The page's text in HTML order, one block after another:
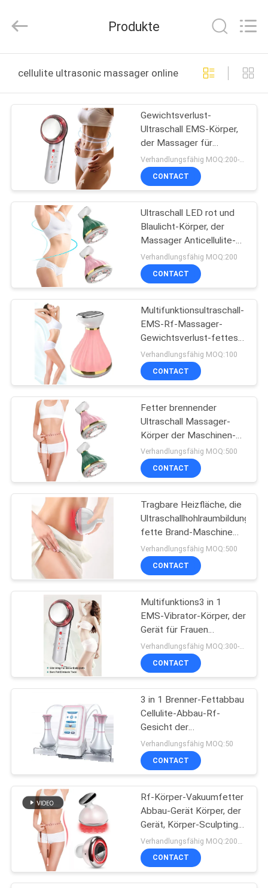
PRODUKTE
ÜBER
FABRIK-
AUSFLUG
QUALITÄTSKONTROLLE
TRETEN
VERBINDUNG
FORDERN
ZITAT
SITEMAP
PRIVACY
POLICY
Developed
Produkte
cellulite ultrasonic massager online manufacture
Gewichtsverlust-
Ultraschall EMS-Körper,
der Massager für
Hauptgebrauch abnimmt Verhandlungsfähig MOQ:200-999
CONTACT
Ultraschall LED rot und
Blaulicht-Körper, der
Massager Anticellulite-
fetten Brenner abnimmt
Verhandlungsfähig MOQ:200
CONTACT
Multifunktionsultraschall-
EMS-Rf-Massager-
Gewichtsverlust-fettes
brennendes Maschinen-
Gerät
Verhandlungsfähig MOQ:100
CONTACT
Fetter brennender
Ultraschall Massager-
Körper der Maschinen-
LED, der Face lifting-
Gerät abnimmt
Verhandlungsfähig MOQ:500
CONTACT
Tragbare Heizfläche, die
Ultraschallhohlraumbildungs-
fette Brand-Maschine
abnimmt
Verhandlungsfähig MOQ:500
CONTACT
Multifunktions3 in 1
EMS-Vibrator-Körper, der
Gerät für Frauen
abnimmt
CONTACT
3 in 1 Brenner-Fettabbau
Cellulite-Abbau-Rf-
Gesicht der
Hohlraumbildungs-80k
fettem, das Massage-
Maschine abnimmt
Verhandlungsfähig MOQ:50
CONTACT
Rf-Körper-Vakuumfetter
Abbau-Gerät Körper, der
Gerät, Körper-Sculpting
Maschine, Körper-
Maschinen-
Gesichtsmaschine
CONTACT